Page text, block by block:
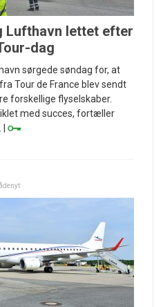
Lufthavn lettet efter
dag
sørgede søndag for, at
Tour de France blev sendt
forskellige flyselskaber.
med succes, fortæller